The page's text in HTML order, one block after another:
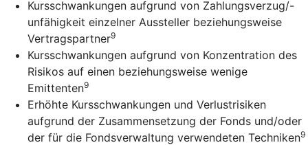
Kursschwankungen aufgrund von Zahlungsverzug/-
unfähigkeit einzelner Aussteller beziehungsweise
Vertragspartner9
Kursschwankungen aufgrund von Konzentration des
Risikos auf einen beziehungsweise wenige
Emittenten9
Erhöhte Kursschwankungen und Verlustrisiken
aufgrund der Zusammensetzung der Fonds und/oder
der für die Fondsverwaltung verwendeten Techniken9